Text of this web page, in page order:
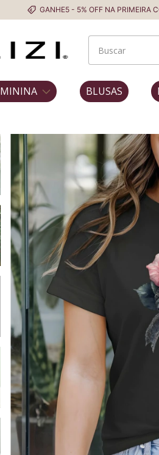
- 5% OFF NA PRIMEIRA COMPRA
BLUSAS